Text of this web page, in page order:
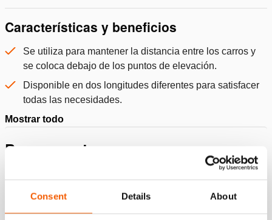
Consent Details About
Características y beneficios
Se utiliza para mantener la distancia entre los carros y
se coloca debajo de los puntos de elevación.
Disponible en dos longitudes diferentes para satisfacer
todas las necesidades.
Mostrar todo
Presupuesto